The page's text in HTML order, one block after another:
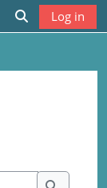
Toggle
Log in
Search